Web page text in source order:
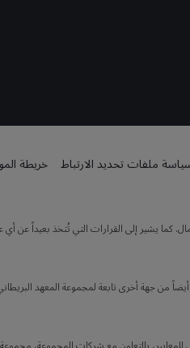
ملفات تحديد الارتباط خريطة
يشير إلى القرارات التي تُتخذ بعيداً عن أي
من جهة أخرى تابعة لمجموعة المعهد